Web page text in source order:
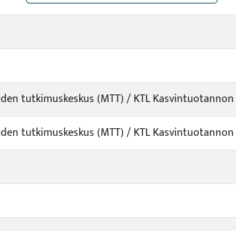
tutkimuskeskus (MTT) / KTL
tutkimuskeskus (MTT) / KTL